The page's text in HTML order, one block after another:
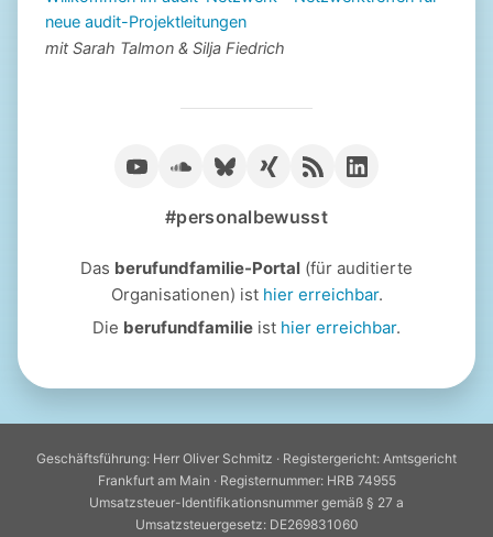
neue audit-Projektleitungen
mit Sarah Talmon & Silja Fiedrich
#personalbewusst
Das berufundfamilie-Portal (für auditierte
Organisationen) ist hier erreichbar.
Die berufundfamilie ist hier erreichbar.
Geschäftsführung: Herr Oliver Schmitz · Registergericht: Amtsgericht
Frankfurt am Main · Registernummer: HRB 74955
Umsatzsteuer-Identifikationsnummer gemäß § 27 a
Umsatzsteuergesetz: DE269831060